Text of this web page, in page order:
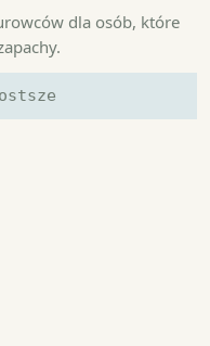
dla osób, które